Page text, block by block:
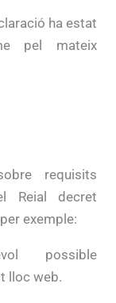
ha estat
pel mateix
requisits
Reial decret
exemple:
possible
lloc web.